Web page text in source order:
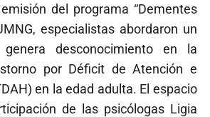
del programa “Dementes
especialistas abordaron un
desconocimiento en la
por Déficit de Atención e
en la edad adulta. El espacio
de las psicólogas Ligia